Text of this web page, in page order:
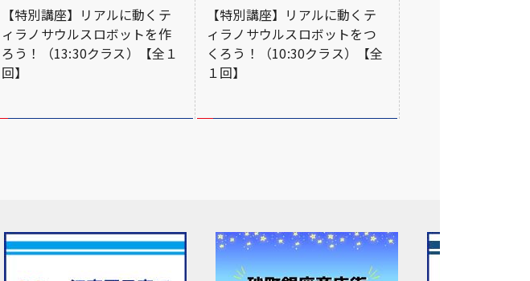
【特別講座】リアルに動くテ
ィラノサウルスロボットを作
ろう！（13:30クラス）【全１
回】
【特別講座】リアルに動くテ
ィラノサウルスロボットをつ
くろう！（10:30クラス）【全
１回】